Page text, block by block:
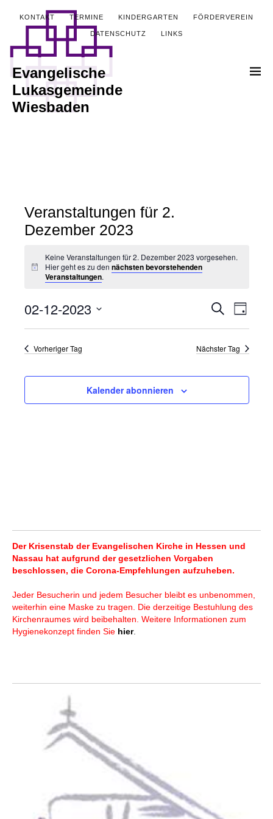
KONTAKT TERMINE KINDERGARTEN FÖRDERVEREIN
DATENSCHUTZ LINKS
Evangelische
Lukasgemeinde
Wiesbaden
Veranstaltungen für 2.
Dezember 2023
Hinweis
Keine Veranstaltungen für 2. Dezember 2023 vorgesehen.
Hier geht es zu den nächsten bevorstehenden
Veranstaltungen.
Suche
und
Navigation
Suche Tag
02-12-2023
Vorheriger Tag Nächster Tag
Kalender abonnieren
Der Krisenstab der Evangelischen Kirche in Hessen und
Nassau hat aufgrund der gesetzlichen Vorgaben
beschlossen, die Corona-Empfehlungen aufzuheben.
Jeder Besucherin und jedem Besucher bleibt es unbenommen,
weiterhin eine Maske zu tragen. Die derzeitige Bestuhlung des
Kirchenraumes wird beibehalten. Weitere Informationen zum
Hygienekonzept finden Sie hier.